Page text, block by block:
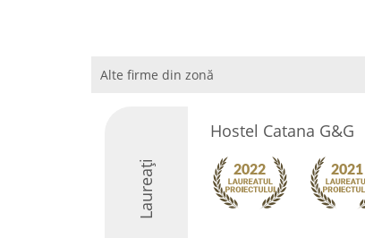
Alte firme din zonă
Laureați
Hostel Catana G&G